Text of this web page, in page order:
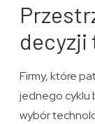
decyzji
Firmy, które
jednego cyklu
wybór